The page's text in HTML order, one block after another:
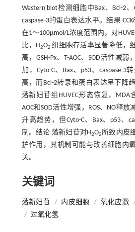
Western blot检测细胞中Bax、Bcl-2、
caspase-3的蛋白表达水平。结果
在1～100μmol/L浓度范围内，对
比，H2O2组细胞存活率显著降低，
高，GSH-Px、T-AOC、SOD活性减弱
加，Cyto-C、Bax、p53、caspase-3
高，而Bcl-2转录和蛋白表达呈下降
落新妇苷组HUVEC形态恢复，MDA
AOC和SOD活性增强，ROS、NO释
升高趋势，但Cyto-C、Bax、p53、
制。结论 落新妇苷对H2O2所致内皮
护作用，其机制可能与改善细胞内
关。
关键词
落新妇苷 / 内皮细胞 / 氧化应激
/ 过氧化氢